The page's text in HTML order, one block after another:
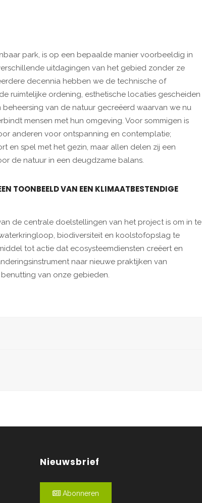
park, is op een bepaalde manier voorbeeldig in
uitdagingen van het gebied zonder ze
decennia hebben we de technische of
ruimtelijke ordening, esthetische locaties gescheiden
van de natuur gecreëerd waarvan we nu
mensen met hun omgeving. Voor sommigen is
anderen voor ontspanning en contemplatie;
en spel met het gezin, maar allen delen zij een
de natuur in een deugdzame balans.
TOONBEELD VAN EEN KLIMAATBESTENDIGE
de centrale doelstellingen van het project is om in te
biodiversiteit en koolstofopslag te
tot actie dat ecosysteemdiensten creëert en
naar nieuwe praktijken van
van onze gebieden.
Nieuwsbrief
Abonneren